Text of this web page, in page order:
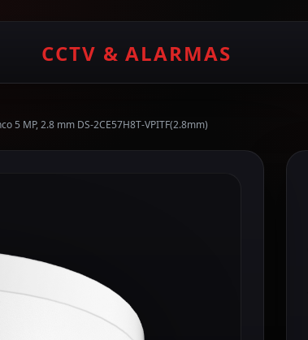
CCTV & ALARMAS
5 MP, 2.8 mm DS-2CE57H8T-VPITF(2.8mm)